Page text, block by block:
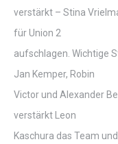
verstärkt – Stina
für Union 2
aufschlagen. Wichtige
Jan Kemper, Robin
Victor und Alexander
verstärkt Leon
Kaschura das Team